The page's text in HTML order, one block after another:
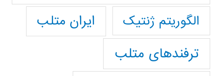
الگوریتم ژنتیک
ایران متلب
ترفندهای متلب